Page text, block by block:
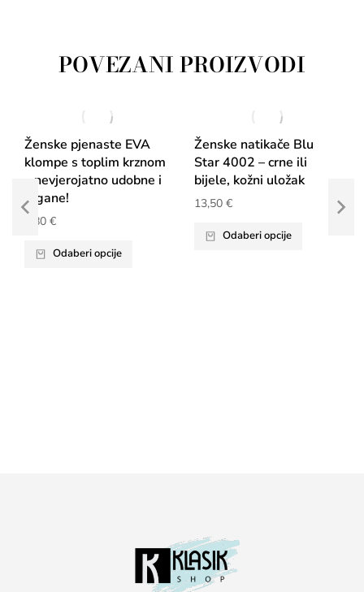
POVEZANI PROIZVODI
Ženske pjenaste EVA
klompe s toplim krznom
– nevjerojatno udobne i
lagane!
9,80 €
Odaberi opcije
Ženske natikače Blu
Star 4002 – crne ili
bijele, kožni uložak
13,50 €
Odaberi opcije